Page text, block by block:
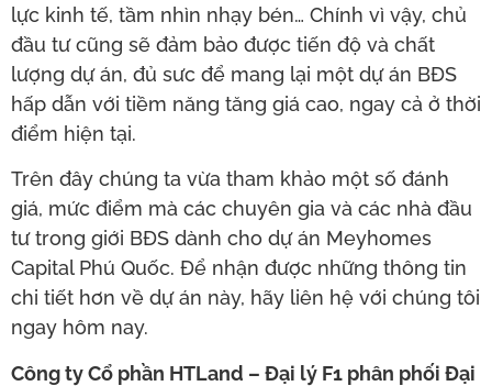
lực kinh tế, tầm nhìn nhạy bén… Chính vì vậy, chủ
đầu tư cũng sẽ đảm bảo được tiến độ và chất
lượng dự án, đủ sưc để mang lại một dự án BĐS
hấp dẫn với tiềm năng tăng giá cao, ngay cả ở thời
điểm hiện tại.
Trên đây chúng ta vừa tham khảo một số đánh
giá, mức điểm mà các chuyên gia và các nhà đầu
tư trong giới BĐS dành cho dự án Meyhomes
Capital Phú Quốc. Để nhận được những thông tin
chi tiết hơn về dự án này, hãy liên hệ với chúng tôi
ngay hôm nay.
Công ty Cổ phần HTLand – Đại lý F1 phân phối Đại